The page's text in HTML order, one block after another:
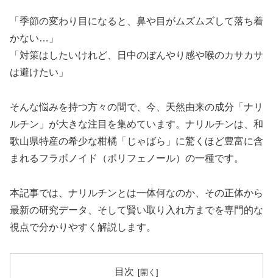
「季節の変わり目になると、鼻や目がムズムズして落ち着
かない…」
「対策はしたいけれど、日中のぼんやり感や喉のカサカサ
は避けたい」
そんな悩みを持つ方々の間で、今、天然由来の成分「ナリ
ルチン」が大きな注目を集めています。ナリルチンは、和
歌山県特産の希少な柑橘「じゃばら」に驚くほど豊富に含
まれるフラボノイド（ポリフェノール）の一種です。
本記事では、ナリルチンとは一体何なのか、その正体から
最新の研究データ、そして賢い取り入れ方までを専門的な
視点で分かりやすく解説します。
目次